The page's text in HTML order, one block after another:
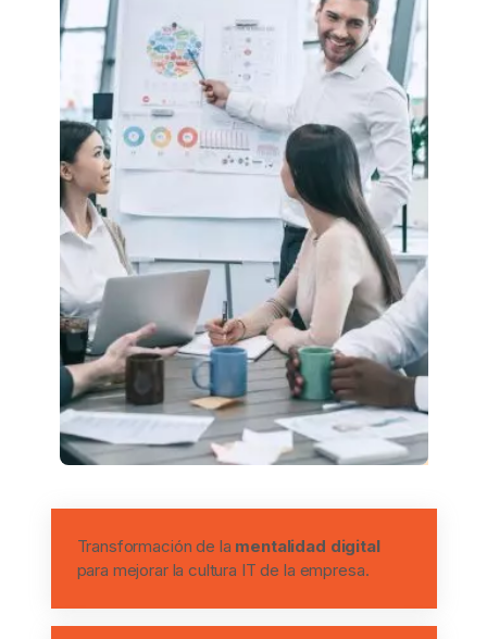
Transformación de la mentalidad digital
para mejorar la cultura IT de la empresa.